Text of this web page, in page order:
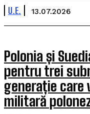
U.E. 13.07.2026
Polonia și
pentru trei
generație care
militară